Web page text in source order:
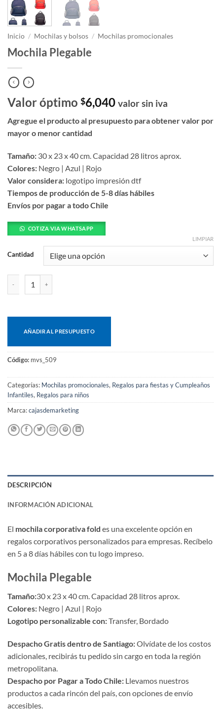
Inicio / Mochilas y bolsos / Mochilas promocionales
Mochila Plegable
Valor óptimo $6,040 valor sin iva
Agregue el producto al presupuesto para obtener valor por
mayor o menor cantidad
Tamaño: 30 x 23 x 40 cm. Capacidad 28 litros aprox.
Colores: Negro | Azul | Rojo
Valor considera: logotipo impresión dtf
Tiempos de producción de 5-8 días hábiles
Envíos por pagar a todo Chile
COTIZA VIA WHATSAPP
Cantidad
LIMPIAR
AÑADIR AL PRESUPUESTO
Código: mvs_509
Categorías: Mochilas promocionales, Regalos para fiestas y Cumpleaños
Infantiles, Regalos para niños
Marca:cajasdemarketing
DESCRIPCIÓN
INFORMACIÓN ADICIONAL
El mochila corporativa fold es una excelente opción en
regalos corporativos personalizados para empresas. Recíbelo
en 5 a 8 días hábiles con tu logo impreso.
Mochila Plegable
Tamaño:30 x 23 x 40 cm. Capacidad 28 litros aprox.
Colores: Negro | Azul | Rojo
Logotipo personalizable con:Transfer, Bordado
Despacho Gratis dentro de Santiago:Olvídate de los costos
adicionales, recibirás tu pedido sin cargo en toda la región
metropolitana.
Despacho por Pagar a Todo Chile: Llevamos nuestros
productos a cada rincón del país, con opciones de envío
accesibles.